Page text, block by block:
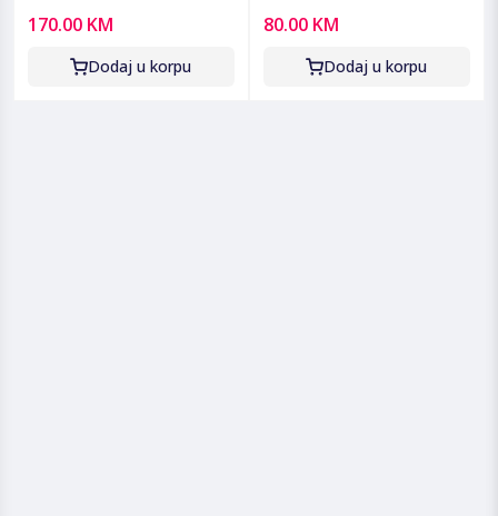
NBP016B FLIP
170.00 KM
Dodaj u korpu
- NBP003PA-MC
80.00 KM
Dodaj u korpu